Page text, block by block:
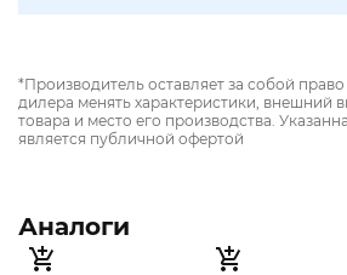
*Производитель оставляет за собой
дилера менять характеристики, внешний
товара и место его производства.
является публичной офертой
Аналоги